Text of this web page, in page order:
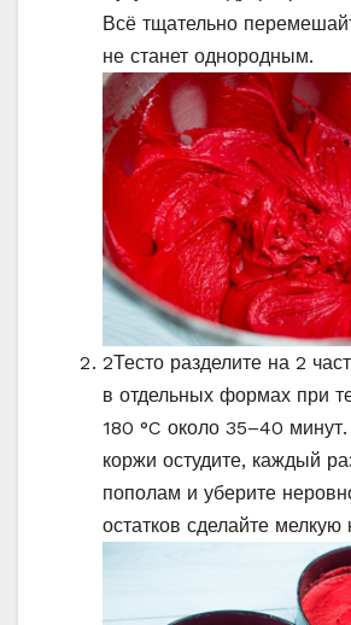
Всё тщательно
не станет однородным.
2Тесто разделите на 2
в отдельных формах при
180 °C около 35–40
коржи остудите, каждый
пополам и уберите
остатков сделайте мелкую